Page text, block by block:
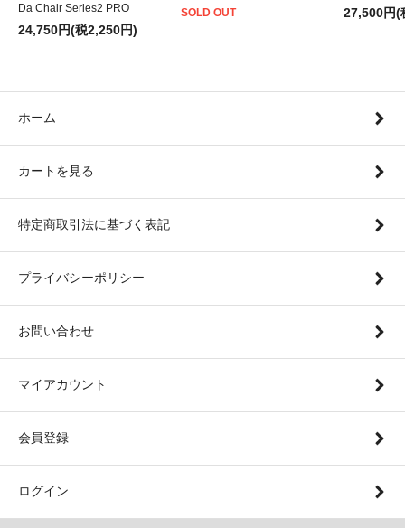
Da Chair Series2 PRO
24,750円(税2,250円)
SOLD OUT
27,500円(
ホーム
カートを見る
特定商取引法に基づく表記
プライバシーポリシー
お問い合わせ
マイアカウント
会員登録
ログイン